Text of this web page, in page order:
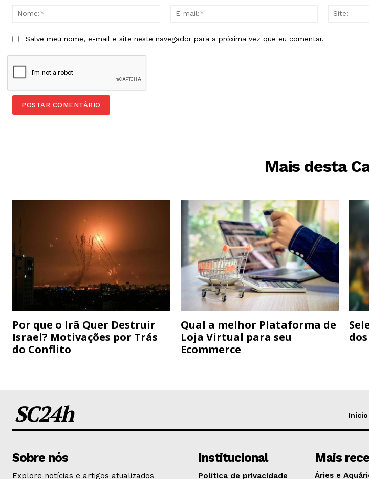
Nome:*
Salve meu nome, e-mail e site neste navegador para a próxima vez que eu comentar.
Mais desta
Por que o Irã Quer Destruir
Israel? Motivações por Trás
do Conflito
Qual a melhor Plataforma de
Loja Virtual para seu
Ecommerce
SC24h Início
Sobre nós
Explore notícias e artigos atualizados
Institucional
Política de privacidade
Mais
Áries e